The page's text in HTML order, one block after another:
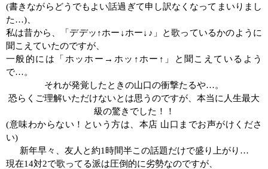
(書きながらどうでもよい話過ぎて申し訳なくなってまいりまし
た…)
私は昔から、「デデッ ↑ホー ↓ホー↓♪ 」と歌っているかのように
聞こえていたのですが、
一般的には「ホッホー → ホッ ↑ ホー ↑ 」と聞こえているよう
で…。
それが発覚したときの山口の衝撃たるや…。
恐らくご理解いただけないとは思うのですが、本当に人生最大
級の驚きでした！！
(意味わからない！という方は、本店 山口までお声がけくださ
い)
新年早々、友人と約1 時間半この話題だけで盛り上がり …
現在14対2で歌ってる派は圧倒的に劣勢なのですが、